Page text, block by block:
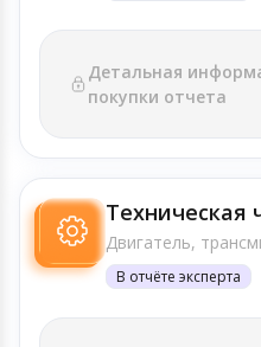
Детальная
покупки отчета
Техническая
Двигатель,
В отчёте эксперта